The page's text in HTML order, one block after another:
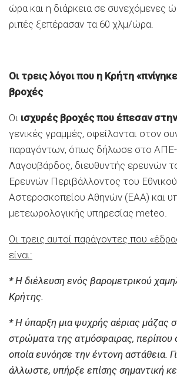
ώρα και η διάρκεια σε συνεχόμενες
ριπές ξεπέρασαν τα 60 χλμ/ώρα.
Οι τρεις λόγοι που η Κρήτη
βροχές
Οι ισχυρές βροχές που έπεσαν
γενικές γραμμές, οφείλονται στον
παραγόντων, όπως δήλωσε στο
Λαγουβάρδος, διευθυντής ερευνών
Ερευνών Περιβάλλοντος του Εθνικού
Αστεροσκοπείου Αθηνών (ΕΑΑ) και
μετεωρολογικής υπηρεσίας meteo.
Οι τρεις αυτοί παράγοντες που
είναι:
* Η διέλευση ενός βαρομετρικού
Κρήτης.
* Η ύπαρξη μια ψυχρής αέριας μάζας
στρώματα της ατμόσφαιρας, περίπου
οποία ευνόησε την έντονη αστάθεια.
άλλωστε, υπήρξε επίσης σημαντική